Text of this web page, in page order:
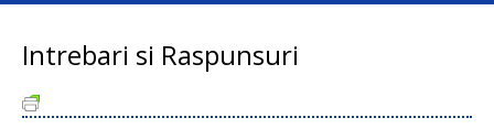
Intrebari si Raspunsuri